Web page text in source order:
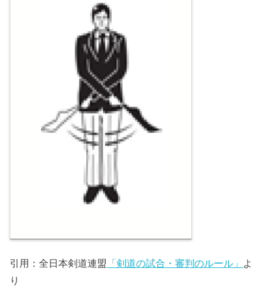
引用：全日本剣道連盟 「剣道の試合・審判のルール」 よ
り